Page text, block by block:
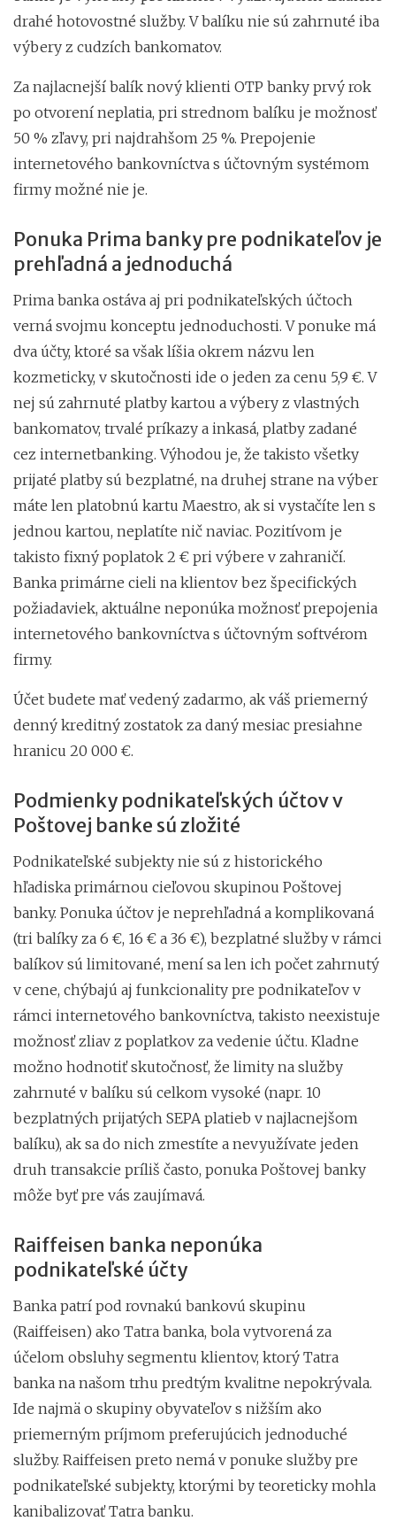
drahé hotovostné služby. V balíku nie sú zahrnuté iba
výbery z cudzích bankomatov.
Za najlacnejší balík nový klienti OTP banky prvý rok
po otvorení neplatia, pri strednom balíku je možnosť
50 % zľavy, pri najdrahšom 25 %. Prepojenie
internetového bankovníctva s účtovným systémom
firmy možné nie je.
Ponuka Prima banky pre podnikateľov je
prehľadná a jednoduchá
Prima banka ostáva aj pri podnikateľských účtoch
verná svojmu konceptu jednoduchosti. V ponuke má
dva účty, ktoré sa však líšia okrem názvu len
kozmeticky, v skutočnosti ide o jeden za cenu 5,9 €. V
nej sú zahrnuté platby kartou a výbery z vlastných
bankomatov, trvalé príkazy a inkasá, platby zadané
cez internetbanking. Výhodou je, že takisto všetky
prijaté platby sú bezplatné, na druhej strane na výber
máte len platobnú kartu Maestro, ak si vystačíte len s
jednou kartou, neplatíte nič naviac. Pozitívom je
takisto fixný poplatok 2 € pri výbere v zahraničí.
Banka primárne cieli na klientov bez špecifických
požiadaviek, aktuálne neponúka možnosť prepojenia
internetového bankovníctva s účtovným softvérom
firmy.
Účet budete mať vedený zadarmo, ak váš priemerný
denný kreditný zostatok za daný mesiac presiahne
hranicu 20 000 €.
Podmienky podnikateľských účtov v
Poštovej banke sú zložité
Podnikateľské subjekty nie sú z historického
hľadiska primárnou cieľovou skupinou Poštovej
banky. Ponuka účtov je neprehľadná a komplikovaná
(tri balíky za 6 €, 16 € a 36 €), bezplatné služby v rámci
balíkov sú limitované, mení sa len ich počet zahrnutý
v cene, chýbajú aj funkcionality pre podnikateľov v
rámci internetového bankovníctva, takisto neexistuje
možnosť zliav z poplatkov za vedenie účtu. Kladne
možno hodnotiť skutočnosť, že limity na služby
zahrnuté v balíku sú celkom vysoké (napr. 10
bezplatných prijatých SEPA platieb v najlacnejšom
balíku), ak sa do nich zmestíte a nevyužívate jeden
druh transakcie príliš často, ponuka Poštovej banky
môže byť pre vás zaujímavá.
Raiffeisen banka neponúka
podnikateľské účty
Banka patrí pod rovnakú bankovú skupinu
(Raiffeisen) ako Tatra banka, bola vytvorená za
účelom obsluhy segmentu klientov, ktorý Tatra
banka na našom trhu predtým kvalitne nepokrývala.
Ide najmä o skupiny obyvateľov s nižším ako
priemerným príjmom preferujúcich jednoduché
služby. Raiffeisen preto nemá v ponuke služby pre
podnikateľské subjekty, ktorými by teoreticky mohla
kanibalizovať Tatra banku.